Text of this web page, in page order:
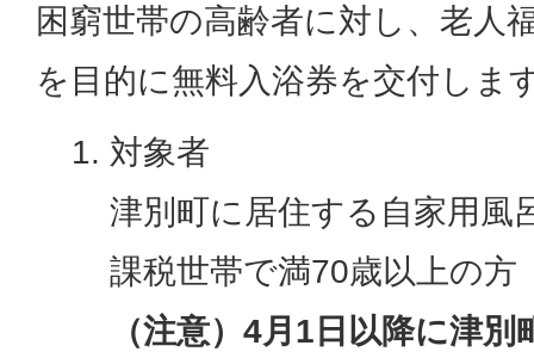
困窮世帯の高齢者に対し、老人
を目的に無料入浴券を交付しま
対象者
津別町に居住する自家用風
課税世帯で満70歳以上の方
（注意）4月1日以降に津